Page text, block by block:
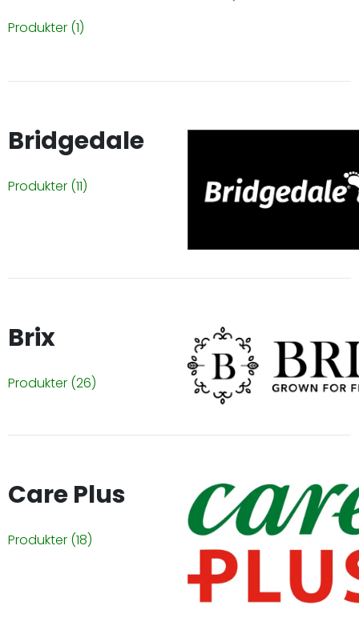
Produkter (1)
Bridgedale
Produkter (11)
Brix
Produkter (26)
Care Plus
Produkter (18)